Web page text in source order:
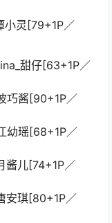
小灵[79+1P／
甜仔[63+1P／
巧酱[90+1P／
幼瑶[68+1P／
酱儿[74+1P／
安琪[80+1P／